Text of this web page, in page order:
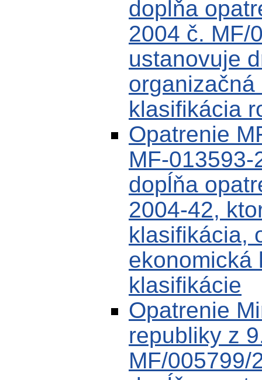
dopĺňa
2004 č. MF/
ustanovuje
klasifikácia
Opatrenie
MF-
dopĺňa
2004-42,
klasifikácia,
ekonomická
klasifikácie
Opatrenie
republiky z
MF/005799/